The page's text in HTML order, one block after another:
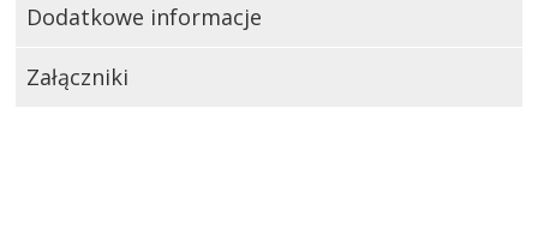
Dodatkowe informacje
Załączniki